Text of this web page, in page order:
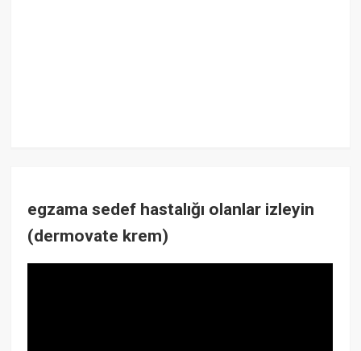
egzama sedef hastalığı olanlar izleyin
(dermovate krem)